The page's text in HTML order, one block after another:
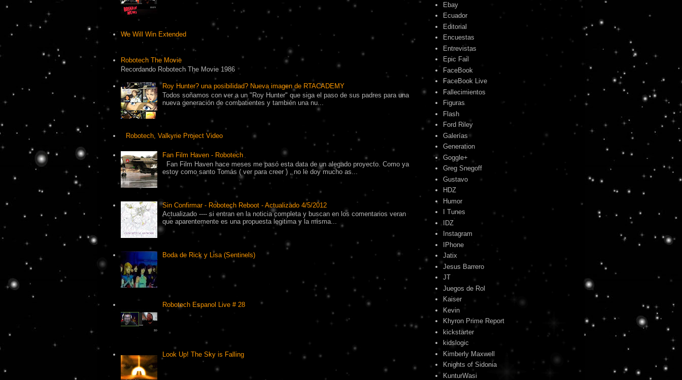
We Will Win Extended
Robotech The Movie
Recordando Robotech The Movie 1986
Roy Hunter? una posibilidad? Nueva imagen de RTACADEMY
Todos soñamos con ver a un "Roy Hunter" que siga el paso de sus padres para una
nueva generación de combatientes y también una nu...
Robotech, Valkyrie Project Video
Fan Film Haven - Robotech
Fan Film Haven hace meses me pasó esta data de un alegado proyecto. Como ya
estoy como santo Tomás ( ver para creer ) , no le doy mucho as...
Sin Confirmar - Robotech Reboot - Actualizado 4/5/2012
Actualizado ---- si entran en la noticia completa y buscan en los comentarios veran
que aparentemente es una propuesta legitima y la misma...
Boda de Rick y Lisa (Sentinels)
Robotech Espanol Live # 28
Look Up! The Sky is Falling
Ebay
Ecuador
Editorial
Encuestas
Entrevistas
Epic Fail
FaceBook
FaceBook Live
Fallecimientos
Figuras
Flash
Ford Riley
Galerías
Generation
Goggle+
Greg Snegoff
Gustavo
HDZ
Humor
I Tunes
IDZ
Instagram
IPhone
Jatix
Jesus Barrero
JT
Juegos de Rol
Kaiser
Kevin
Khyron Prime Report
kickstarter
kidslogic
Kimberly Maxwell
Knights of Sidonia
KunturWasi